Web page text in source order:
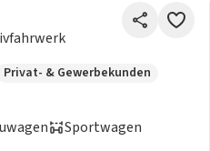
Privat- & Gewerbekunden
Sportwagen